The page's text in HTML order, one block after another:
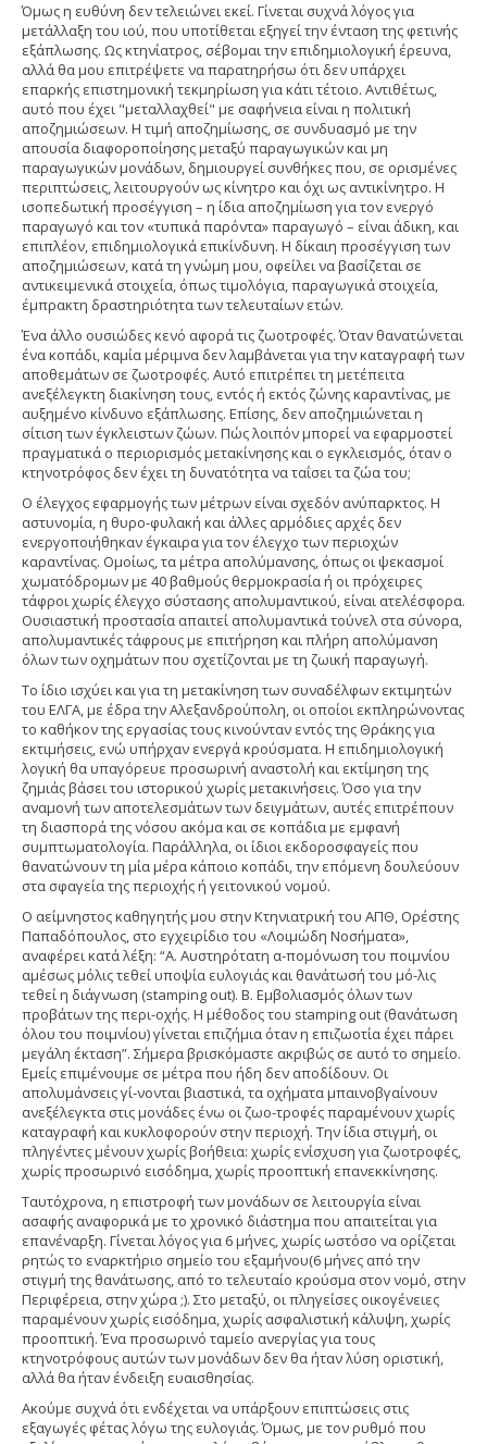
Όμως η ευθύνη δεν τελειώνει εκεί. Γίνεται συχνά λόγος για
μετάλλαξη του ιού, που υποτίθεται εξηγεί την ένταση της φετινής
εξάπλωσης. Ως κτηνίατρος, σέβομαι την επιδημιολογική έρευνα,
αλλά θα μου επιτρέψετε να παρατηρήσω ότι δεν υπάρχει
επαρκής επιστημονική τεκμηρίωση για κάτι τέτοιο. Αντιθέτως,
αυτό που έχει "μεταλλαχθεί" με σαφήνεια είναι η πολιτική
αποζημιώσεων. Η τιμή αποζημίωσης, σε συνδυασμό με την
απουσία διαφοροποίησης μεταξύ παραγωγικών και μη
παραγωγικών μονάδων, δημιουργεί συνθήκες που, σε ορισμένες
περιπτώσεις, λειτουργούν ως κίνητρο και όχι ως αντικίνητρο. Η
ισοπεδωτική προσέγγιση – η ίδια αποζημίωση για τον ενεργό
παραγωγό και τον «τυπικά παρόντα» παραγωγό – είναι άδικη, και
επιπλέον, επιδημιολογικά επικίνδυνη. Η δίκαιη προσέγγιση των
αποζημιώσεων, κατά τη γνώμη μου, οφείλει να βασίζεται σε
αντικειμενικά στοιχεία, όπως τιμολόγια, παραγωγικά στοιχεία,
έμπρακτη δραστηριότητα των τελευταίων ετών.
Ένα άλλο ουσιώδες κενό αφορά τις ζωοτροφές. Όταν θανατώνεται
ένα κοπάδι, καμία μέριμνα δεν λαμβάνεται για την καταγραφή των
αποθεμάτων σε ζωοτροφές. Αυτό επιτρέπει τη μετέπειτα
ανεξέλεγκτη διακίνηση τους, εντός ή εκτός ζώνης καραντίνας, με
αυξημένο κίνδυνο εξάπλωσης. Επίσης, δεν αποζημιώνεται η
σίτιση των έγκλειστων ζώων. Πώς λοιπόν μπορεί να εφαρμοστεί
πραγματικά ο περιορισμός μετακίνησης και ο εγκλεισμός, όταν ο
κτηνοτρόφος δεν έχει τη δυνατότητα να ταΐσει τα ζώα του;
Ο έλεγχος εφαρμογής των μέτρων είναι σχεδόν ανύπαρκτος. Η
αστυνομία, η θυρο-φυλακή και άλλες αρμόδιες αρχές δεν
ενεργοποιήθηκαν έγκαιρα για τον έλεγχο των περιοχών
καραντίνας. Ομοίως, τα μέτρα απολύμανσης, όπως οι ψεκασμοί
χωματόδρομων με 40 βαθμούς θερμοκρασία ή οι πρόχειρες
τάφροι χωρίς έλεγχο σύστασης απολυμαντικού, είναι ατελέσφορα.
Ουσιαστική προστασία απαιτεί απολυμαντικά τούνελ στα σύνορα,
απολυμαντικές τάφρους με επιτήρηση και πλήρη απολύμανση
όλων των οχημάτων που σχετίζονται με τη ζωική παραγωγή.
Το ίδιο ισχύει και για τη μετακίνηση των συναδέλφων εκτιμητών
του ΕΛΓΑ, με έδρα την Αλεξανδρούπολη, οι οποίοι εκπληρώνοντας
το καθήκον της εργασίας τους κινούνταν εντός της Θράκης για
εκτιμήσεις, ενώ υπήρχαν ενεργά κρούσματα. Η επιδημιολογική
λογική θα υπαγόρευε προσωρινή αναστολή και εκτίμηση της
ζημιάς βάσει του ιστορικού χωρίς μετακινήσεις. Όσο για την
αναμονή των αποτελεσμάτων των δειγμάτων, αυτές επιτρέπουν
τη διασπορά της νόσου ακόμα και σε κοπάδια με εμφανή
συμπτωματολογία. Παράλληλα, οι ίδιοι εκδοροσφαγείς που
θανατώνουν τη μία μέρα κάποιο κοπάδι, την επόμενη δουλεύουν
στα σφαγεία της περιοχής ή γειτονικού νομού.
Ο αείμνηστος καθηγητής μου στην Κτηνιατρική του ΑΠΘ, Ορέστης
Παπαδόπουλος, στο εγχειρίδιο του «Λοιμώδη Νοσήματα»,
αναφέρει κατά λέξη: “Α. Αυστηρότατη α-πομόνωση του ποιμνίου
αμέσως μόλις τεθεί υποψία ευλογιάς και θανάτωσή του μό-λις
τεθεί η διάγνωση (stamping out). Β. Εμβολιασμός όλων των
προβάτων της περι-οχής. Η μέθοδος του stamping out (θανάτωση
όλου του ποιμνίου) γίνεται επιζήμια όταν η επιζωοτία έχει πάρει
μεγάλη έκταση”. Σήμερα βρισκόμαστε ακριβώς σε αυτό το σημείο.
Εμείς επιμένουμε σε μέτρα που ήδη δεν αποδίδουν. Οι
απολυμάνσεις γί-νονται βιαστικά, τα οχήματα μπαινοβγαίνουν
ανεξέλεγκτα στις μονάδες ένω οι ζωο-τροφές παραμένουν χωρίς
καταγραφή και κυκλοφορούν στην περιοχή. Την ίδια στιγμή, οι
πληγέντες μένουν χωρίς βοήθεια: χωρίς ενίσχυση για ζωοτροφές,
χωρίς προσωρινό εισόδημα, χωρίς προοπτική επανεκκίνησης.
Ταυτόχρονα, η επιστροφή των μονάδων σε λειτουργία είναι
ασαφής αναφορικά με το χρονικό διάστημα που απαιτείται για
επανέναρξη. Γίνεται λόγος για 6 μήνες, χωρίς ωστόσο να ορίζεται
ρητώς το εναρκτήριο σημείο του εξαμήνου(6 μήνες από την
στιγμή της θανάτωσης, από το τελευταίο κρούσμα στον νομό, στην
Περιφέρεια, στην χώρα ;). Στο μεταξύ, οι πληγείσες οικογένειες
παραμένουν χωρίς εισόδημα, χωρίς ασφαλιστική κάλυψη, χωρίς
προοπτική. Ένα προσωρινό ταμείο ανεργίας για τους
κτηνοτρόφους αυτών των μονάδων δεν θα ήταν λύση οριστική,
αλλά θα ήταν ένδειξη ευαισθησίας.
Ακούμε συχνά ότι ενδέχεται να υπάρξουν επιπτώσεις στις
εξαγωγές φέτας λόγω της ευλογιάς. Όμως, με τον ρυθμό που